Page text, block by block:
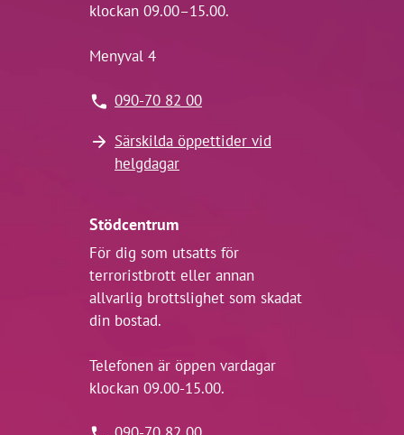
klockan 09.00–15.00.
Menyval 4
090-70 82 00
Särskilda öppettider vid
helgdagar
Stödcentrum
För dig som utsatts för
terroristbrott eller annan
allvarlig brottslighet som skadat
din bostad.
Telefonen är öppen vardagar
klockan 09.00-15.00.